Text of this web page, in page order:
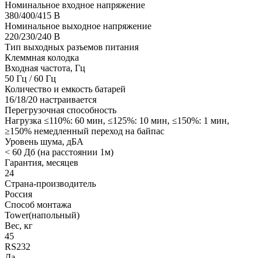
Номинальное входное напряжение
380/400/415 В
Номинальное выходное напряжение
220/230/240 В
Тип выходных разъемов питания
Клеммная колодка
Входная частота, Гц
50 Гц / 60 Гц
Количество и емкость батарей
16/18/20 настраивается
Перегрузочная способность
Нагрузка ≤110%: 60 мин, ≤125%: 10 мин, ≤150%: 1 мин,
≥150% немедленный переход на байпас
Уровень шума, дБА
< 60 Дб (на расстоянии 1м)
Гарантия, месяцев
24
Страна-производитель
Россия
Способ монтажа
Tower(напольный)
Вес, кг
45
RS232